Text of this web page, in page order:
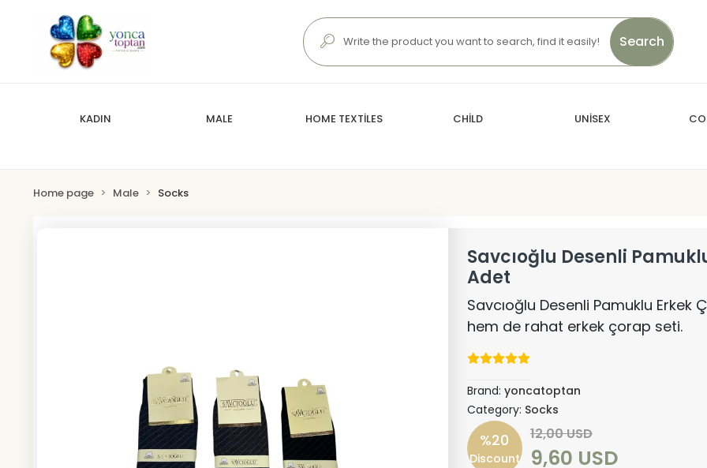
Search
KADIN MALE HOME TEXTİLES CHİLD UNİSEX
Home page Male Socks
Savcıoğlu Desenli
Adet
Savcıoğlu Desenli Pamuklu Erkek
hem de rahat erkek çorap seti.
Brand: yoncatoptan
Category: Socks
%20
Discount
12,00 USD
9,60 USD